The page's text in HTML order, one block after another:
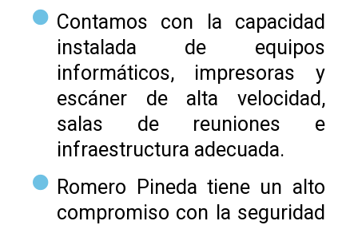
Contamos con la capacidad
instalada de equipos
informáticos, impresoras y
escáner de alta velocidad,
salas de reuniones e
infraestructura adecuada.
Romero Pineda tiene un alto
compromiso con la seguridad